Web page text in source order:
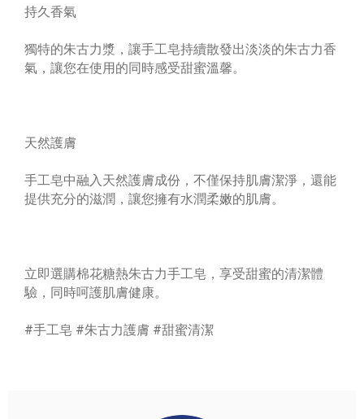
持久香氣
獨特的朱古力漿，讓手工皂持續散發出淡淡的朱古力香
氣，讓您在使用的同時感受甜蜜溫馨。
天然護膚
手工皂中融入天然護膚成份，不僅保持肌膚潔淨，還能
提供充分的滋潤，讓您擁有水潤柔嫩的肌膚。
立即選購棉花糖熱朱古力手工皂，享受甜蜜的清潔體
驗，同時呵護肌膚健康。
#手工皂 #朱古力護膚 #甜蜜清潔